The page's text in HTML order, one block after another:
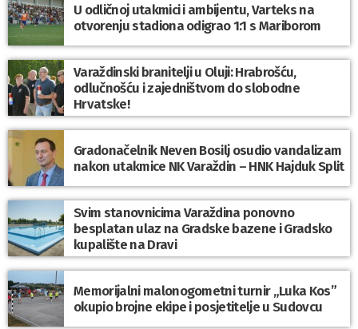
U odličnoj utakmici i ambijentu, Varteks na
otvorenju stadiona odigrao 1:1 s Mariborom
Varaždinski branitelji u Oluji: Hrabrošću,
odlučnošću i zajedništvom do slobodne
Hrvatske!
Gradonačelnik Neven Bosilj osudio vandalizam
nakon utakmice NK Varaždin – HNK Hajduk Split
Svim stanovnicima Varaždina ponovno
besplatan ulaz na Gradske bazene i Gradsko
kupalište na Dravi
Memorijalni malonogometni turnir „Luka Kos”
okupio brojne ekipe i posjetitelje u Sudovcu